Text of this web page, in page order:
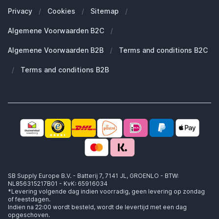
Zakelijke klanten (B2B)
Groot en uniek assortiment
400.000+ klanten geleverd
Welke MagSafe heb ik nodig?
Werken bij SB Supply
Working at SB Supply
Privacy / Cookies / Sitemap /
Algemene Voorwaarden B2C /
Algemene Voorwaarden B2B / Terms and conditions B2C
/ Terms and conditions B2B
SB Supply Europe B.V. - Batterij 7, 7141 JL, GROENLO - BTW:
NL856315217B01 - KvK: 65916034
*Levering volgende dag indien voorradig, geen levering op zondag
of feestdagen.
Indien na 22:00 wordt besteld, wordt de levertijd met een dag
opgeschoven.